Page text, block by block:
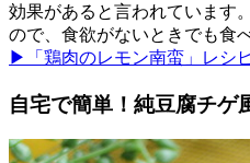
効果があると言われています
ので、食欲がないときでも食
▶「鶏肉のレモン南蛮」レシ
自宅で簡単！純豆腐チゲ